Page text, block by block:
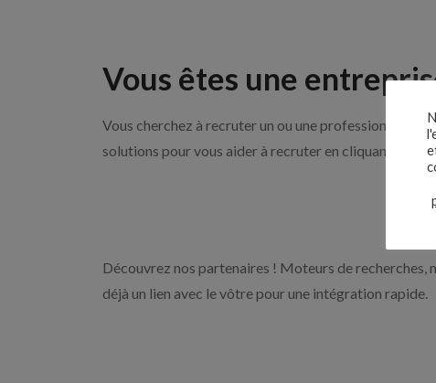
Vous êtes une
Vous cherchez à recruter un ou une professionnelle
solutions pour vous aider à recruter en cliquant sur le
Découvrez nos partenaires ! Moteurs de recherches,
déjà un lien avec le vôtre pour une intégration rapide.